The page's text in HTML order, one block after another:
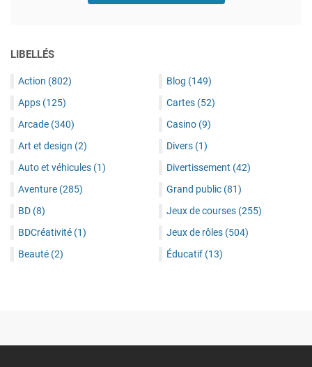
LIBELLÉS
Action (802)
Apps (125)
Arcade (340)
Art et design (2)
Auto et véhicules (1)
Aventure (285)
BD (8)
BDCréativité (1)
Beauté (2)
Blog (149)
Cartes (52)
Casino (9)
Divers (1)
Divertissement (42)
Grand public (81)
Jeux de courses (255)
Jeux de rôles (504)
Éducatif (13)